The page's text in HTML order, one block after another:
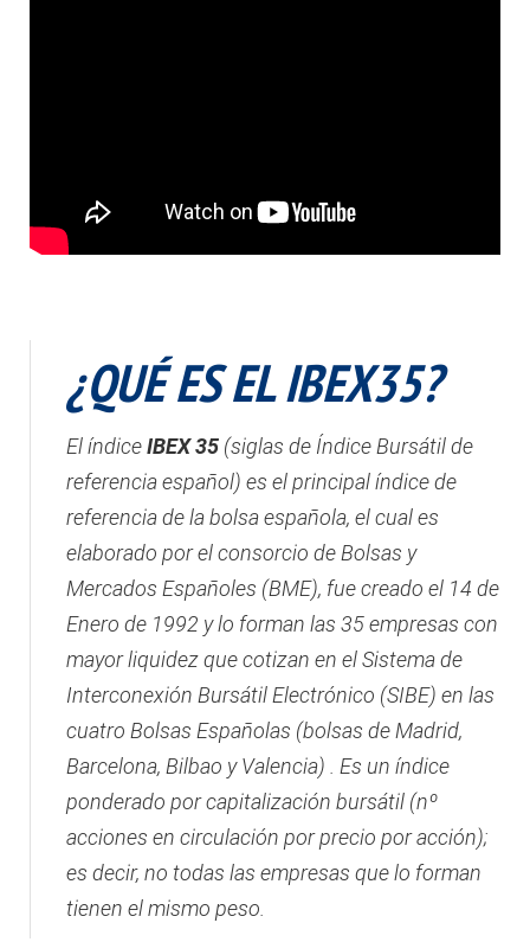
¿QUÉ ES EL IBEX35?
El índiceIBEX 35 (siglas de Índice Bursátil de
referencia español) es el principal índice de
referencia de la bolsa española, el cual es
elaborado por el consorcio de Bolsas y
Mercados Españoles (BME), fue creado el 14 de
Enero de 1992 y lo forman las 35 empresas con
mayor liquidez que cotizan en el Sistema de
Interconexión Bursátil Electrónico (SIBE) en las
cuatro Bolsas Españolas (bolsas de Madrid,
Barcelona, Bilbao y Valencia) . Es un índice
ponderado por capitalización bursátil (nº
acciones en circulación por precio por acción);
es decir, no todas las empresas que lo forman
tienen el mismo peso.